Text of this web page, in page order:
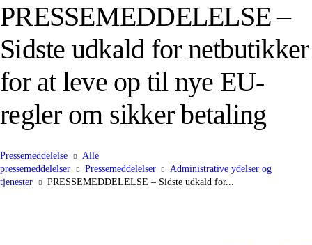
PRESSEMEDDELELSE –
Sidste udkald for netbutikker
for at leve op til nye EU-
regler om sikker betaling
Pressemeddelelse
Alle
pressemeddelelser
Pressemeddelelser
Administrative ydelser og
tjenester
PRESSEMEDDELELSE – Sidste udkald for...